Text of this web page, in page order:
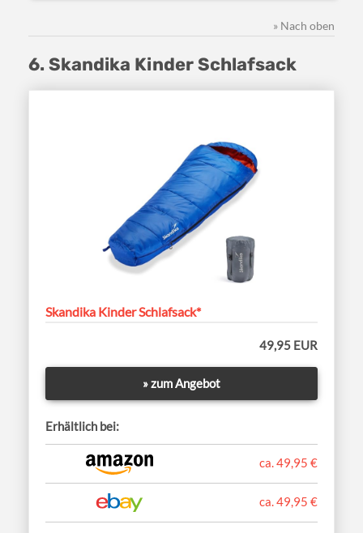
» Nach oben
6. Skandika Kinder Schlafsack
Skandika Kinder Schlafsack*
49,95 EUR
» zum Angebot
Erhältlich bei:
ca. 49,95 €
ca. 49,95 €